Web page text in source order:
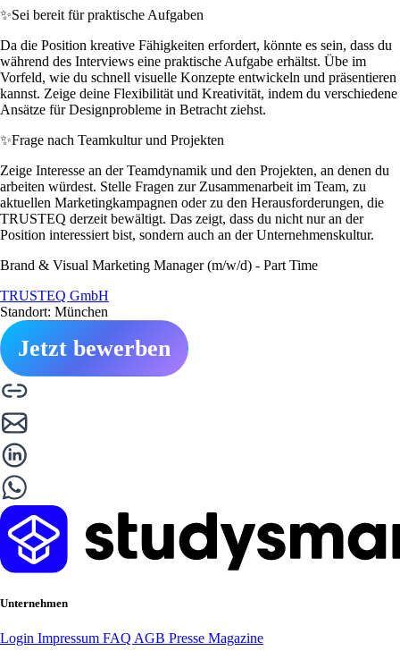
✨Sei bereit für praktische Aufgaben
Da die Position kreative Fähigkeiten erfordert, könnte es sein, dass du
während des Interviews eine praktische Aufgabe erhältst. Übe im
Vorfeld, wie du schnell visuelle Konzepte entwickeln und präsentieren
kannst. Zeige deine Flexibilität und Kreativität, indem du verschiedene
Ansätze für Designprobleme in Betracht ziehst.
✨Frage nach Teamkultur und Projekten
Zeige Interesse an der Teamdynamik und den Projekten, an denen du
arbeiten würdest. Stelle Fragen zur Zusammenarbeit im Team, zu
aktuellen Marketingkampagnen oder zu den Herausforderungen, die
TRUSTEQ derzeit bewältigt. Das zeigt, dass du nicht nur an der
Position interessiert bist, sondern auch an der Unternehmenskultur.
Brand & Visual Marketing Manager (m/w/d) - Part Time
TRUSTEQ GmbH
Standort: München
Jetzt bewerben
Unternehmen
Login Impressum FAQ AGB Presse Magazine